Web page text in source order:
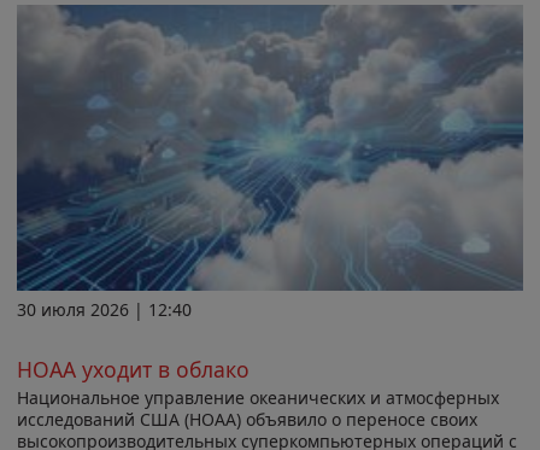
30 июля 2026 | 12:40
НОАА уходит в облако
Национальное управление океанических и атмосферных
исследований США (НОАА) объявило о переносе своих
высокопроизводительных суперкомпьютерных операций с